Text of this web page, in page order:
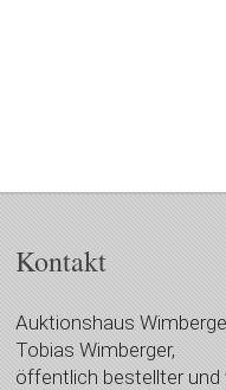
Kontakt
Auktionshaus
Tobias Wimberger,
öffentlich bestellter